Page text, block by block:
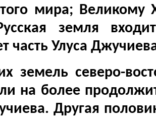
мира; Великому
земля
часть Улуса
земель северо-
на более
Другая